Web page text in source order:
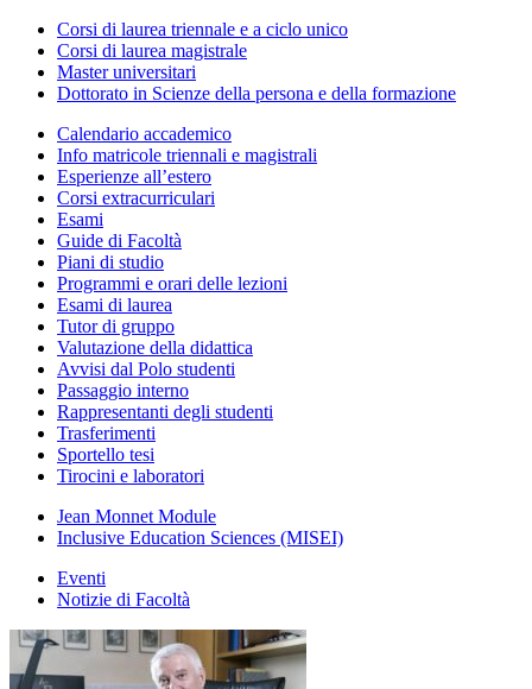
Corsi di laurea triennale e a ciclo unico
Corsi di laurea magistrale
Master universitari
Dottorato in Scienze della persona e della formazione
Calendario accademico
Info matricole triennali e magistrali
Esperienze all’estero
Corsi extracurriculari
Esami
Guide di Facoltà
Piani di studio
Programmi e orari delle lezioni
Esami di laurea
Tutor di gruppo
Valutazione della didattica
Avvisi dal Polo studenti
Passaggio interno
Rappresentanti degli studenti
Trasferimenti
Sportello tesi
Tirocini e laboratori
Jean Monnet Module
Inclusive Education Sciences (MISEI)
Eventi
Notizie di Facoltà